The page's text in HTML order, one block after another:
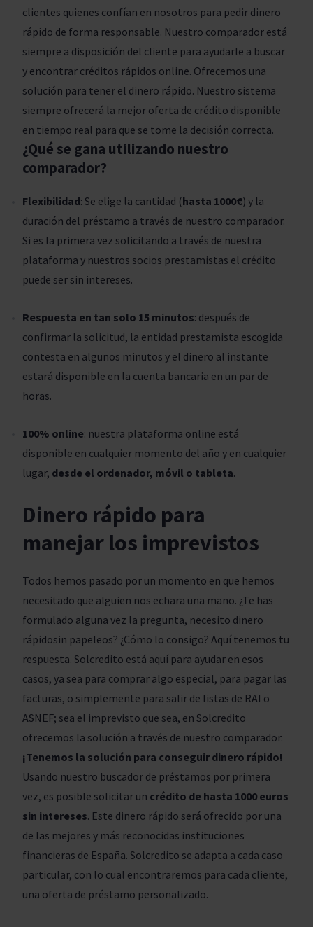
clientes quienes confían en nosotros para pedir dinero
rápido de forma responsable. Nuestro comparador está
siempre a disposición del cliente para ayudarle a buscar
y encontrar créditos rápidos online. Ofrecemos una
solución para tener el dinero rápido. Nuestro sistema
siempre ofrecerá la mejor oferta de crédito disponible
en tiempo real para que se tome la decisión correcta.
¿Qué se gana utilizando nuestro
comparador?
Flexibilidad: Se elige la cantidad (hasta 1000€) y la
duración del préstamo a través de nuestro comparador.
Si es la primera vez solicitando a través de nuestra
plataforma y nuestros socios prestamistas el crédito
puede ser sin intereses.
Respuesta en tan solo 15 minutos: después de
confirmar la solicitud, la entidad prestamista escogida
contesta en algunos minutos y el dinero al instante
estará disponible en la cuenta bancaria en un par de
horas.
100% online: nuestra plataforma online está
disponible en cualquier momento del año y en cualquier
lugar, desde el ordenador, móvil o tableta.
Dinero rápido para
manejar los imprevistos
Todos hemos pasado por un momento en que hemos
necesitado que alguien nos echara una mano. ¿Te has
formulado alguna vez la pregunta, necesito dinero
rápidosin papeleos? ¿Cómo lo consigo? Aquí tenemos tu
respuesta. Solcredito está aquí para ayudar en esos
casos, ya sea para comprar algo especial, para pagar las
facturas, o simplemente para salir de listas de RAI o
ASNEF; sea el imprevisto que sea, en Solcredito
ofrecemos la solución a través de nuestro comparador.
¡Tenemos la solución para conseguir dinero rápido!
Usando nuestro buscador de préstamos por primera
vez, es posible solicitar un crédito de hasta 1000 euros
sin intereses. Este dinero rápido será ofrecido por una
de las mejores y más reconocidas instituciones
financieras de España. Solcredito se adapta a cada caso
particular, con lo cual encontraremos para cada cliente,
una oferta de préstamo personalizado.